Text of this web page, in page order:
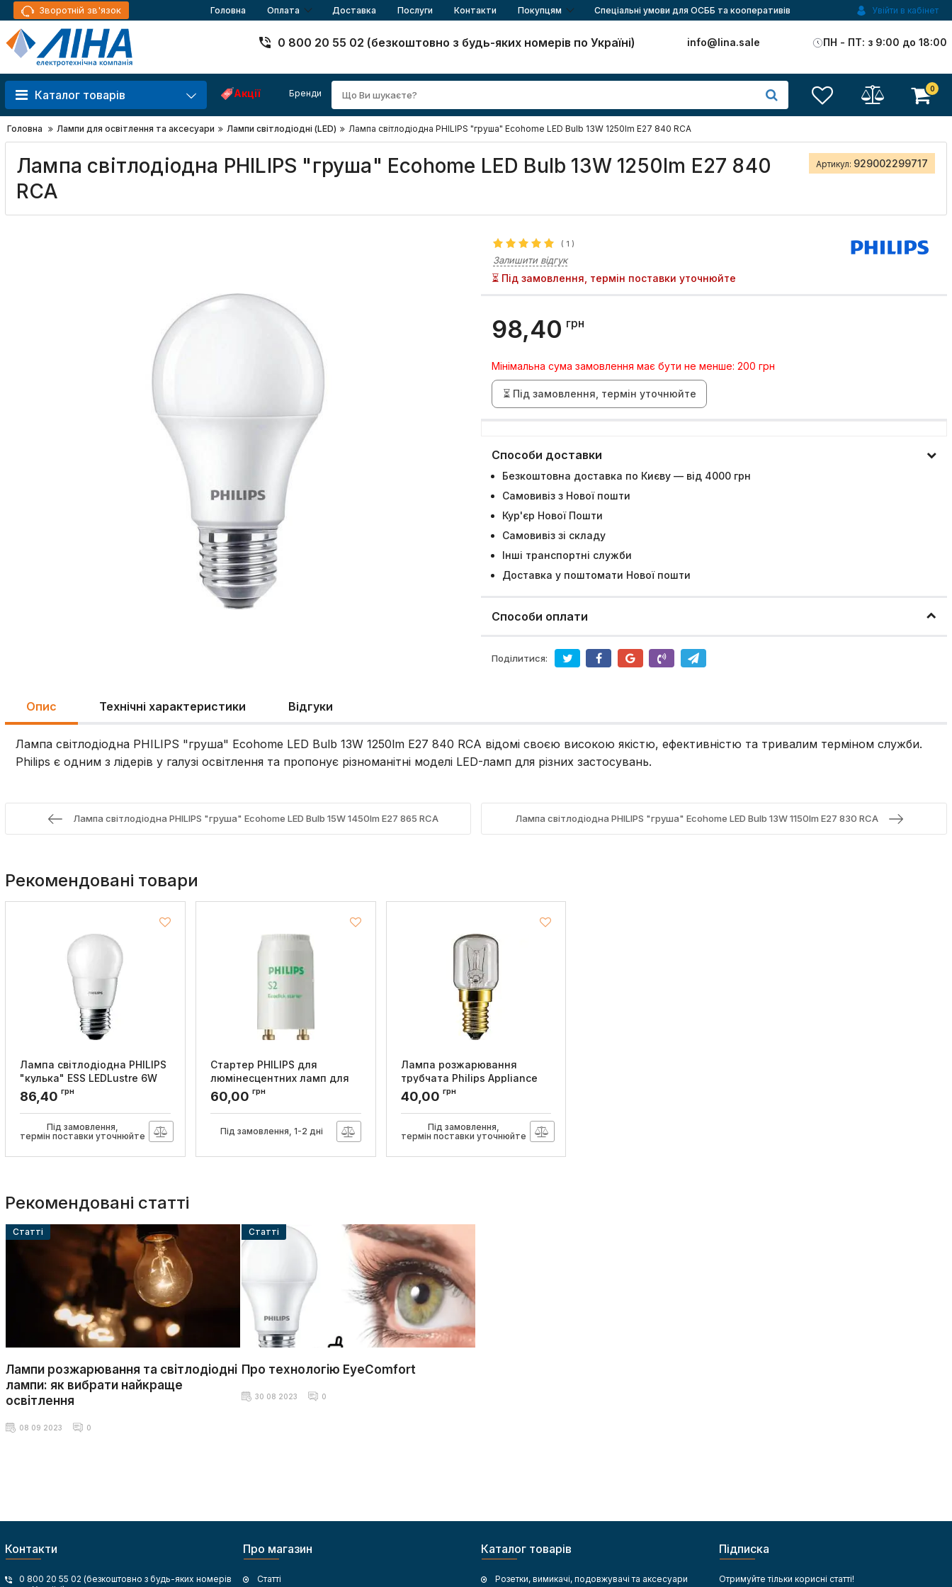
Зворотній зв'язок Головна Оплата Доставка Послуги Контакти Покупцям Спеціальні умови для ОСББ та кооперативів Увійти в кабінет
0 800 20 55 02 (безкоштовно з будь-яких номерів по Україні) info@lina.sale ПН - ПТ: з 9:00 до 18:00
Каталог товарів Акції Бренди 0
Головна Лампи для освітлення та аксесуари Лампи світлодіодні (LED) Лампа світлодіодна PHILIPS "груша" Ecohome LED Bulb 13W 1250lm E27 840 RCA
Лампа світлодіодна PHILIPS "груша" Ecohome LED Bulb 13W 1250lm E27 840
RCA
Артикул: 929002299717
( 1 )
Залишити відгук
⏳ Під замовлення, термін поставки уточнюйте
98,40 грн
Мінімальна сума замовлення має бути не менше: 200 грн
⏳ Під замовлення, термін уточнюйте
Способи доставки
Безкоштовна доставка по Києву — від 4000 грн
Самовивіз з Нової пошти
Кур'єр Нової Пошти
Самовивіз зі складу
Інші транспортні служби
Доставка у поштомати Нової пошти
Способи оплати
Поділитися:
Опис Технічні характеристики Відгуки
Лампа світлодіодна PHILIPS "груша" Ecohome LED Bulb 13W 1250lm E27 840 RCA відомі своєю високою якістю, ефективністю та тривалим терміном служби.
Philips є одним з лідерів у галузі освітлення та пропонує різноманітні моделі LED-ламп для різних застосувань.
Лампа світлодіодна PHILIPS "груша" Ecohome LED Bulb 15W 1450lm E27 865 RCA Лампа світлодіодна PHILIPS "груша" Ecohome LED Bulb 13W 1150lm E27 830 RCA
Рекомендовані товари
Лампа світлодіодна PHILIPS
"кулька" ESS LEDLustre 6W
620lm E27 827 P45 ND FR
RCA
86,40 грн
Під замовлення,
термін поставки уточнюйте
Стартер PHILIPS для
люмінесцентних ламп для
послідовної схеми S2 4-22W
SER 220-240V WH EUR/1000
60,00 грн
Під замовлення, 1-2 дні
Лампа розжарювання
трубчата Philips Appliance
15W E14 230-240V T25 CL RF
1CT
40,00 грн
Під замовлення,
термін поставки уточнюйте
Рекомендовані статті
Cтатті
Лампи розжарювання та світлодіодні
лампи: як вибрати найкраще
освітлення
08 09 2023 0
Cтатті
Про технологію EyeComfort
30 08 2023 0
Контакти
0 800 20 55 02 (безкоштовно з будь-яких номерів
Про магазин
Статті
Каталог товарів
Розетки, вимикачі, подовжувачі та аксесуари
Підписка
Отримуйте тільки корисні статті!